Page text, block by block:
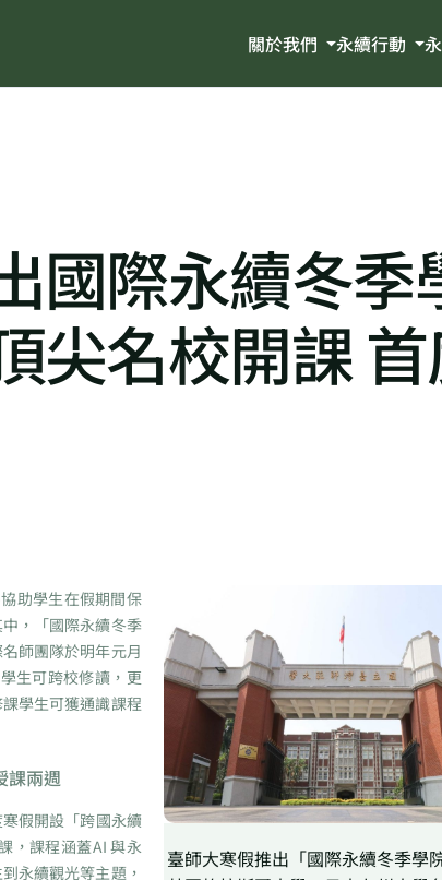
關於我們 永續行動
國際永續冬季
尖名校開課
助學生在假期間保
，「國際永續冬季
師團隊於明年元月
生可跨校修讀，更
學生可獲通識課程
課兩週
假開設「跨國永續
，課程涵蓋AI 與永
永續觀光等主題，
臺師大寒假推出「國際永續冬季學